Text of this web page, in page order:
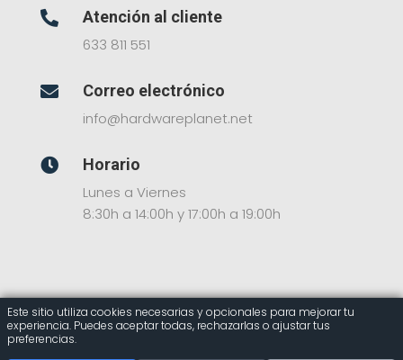

Atención al cliente
633 811 551

Correo electrónico
info@hardwareplanet.net

Horario
Lunes a Viernes
8:30h a 14:00h y 17:00h a 19:00h
© 2025 Hardware Planet – Tienda Online de
Componentes Informáticos
Este sitio utiliza cookies necesarias y opcionales para mejorar tu
experiencia. Puedes aceptar todas, rechazarlas o ajustar tus
preferencias.